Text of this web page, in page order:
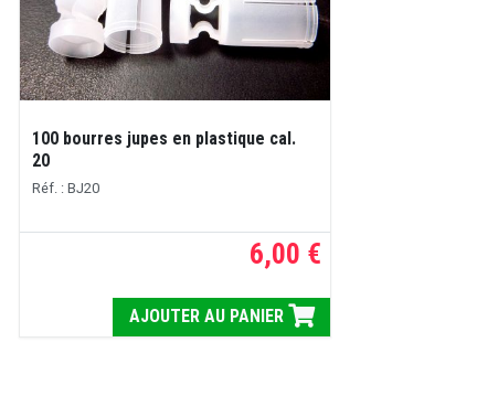
100 bourres jupes en plastique cal.
20
Réf. : BJ20
6,00 €
AJOUTER AU PANIER